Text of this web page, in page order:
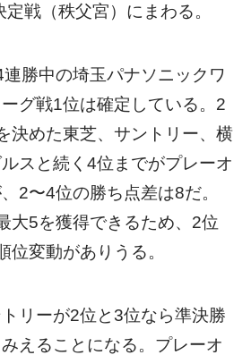
戦（秩父宮）にまわる。
勝中の埼玉パナソニックワ
グ戦1位は確定している。2
決めた東芝、サントリー、横
スと続く4位までがプレーオ
2〜4位の勝ち点差は8だ。
大5を獲得できるため、2位
位変動がありうる。
リーが2位と3位なら準決勝
えることになる。プレーオ